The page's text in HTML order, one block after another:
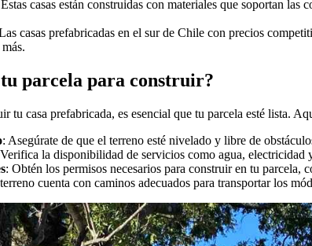
casas están construidas con materiales que soportan
casas prefabricadas en el sur de Chile con precios
parcela para construir?
tu casa prefabricada, es esencial que tu parcela esté lista.
: Asegúrate de que el terreno esté nivelado y libre de
la disponibilidad de servicios como agua, electricidad
: Obtén los permisos necesarios para construir en tu parcela,
cuenta con caminos adecuados para transportar los